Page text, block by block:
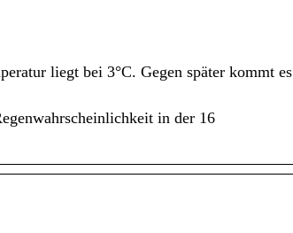
liegt bei 3°C. Gegen später kommt es
in der 16